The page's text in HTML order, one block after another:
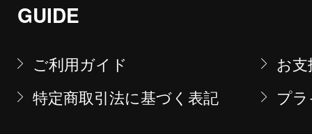
GUIDE
ご利用ガイド
お
特定商取引法に基づく表記
プ